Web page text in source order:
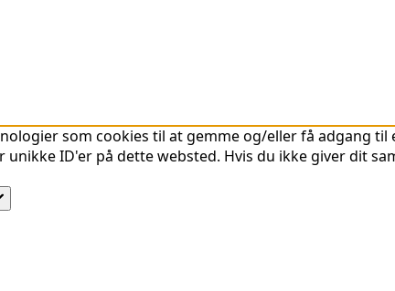
som cookies til at gemme og/eller få adgang
ID'er på dette websted. Hvis du ikke giver dit